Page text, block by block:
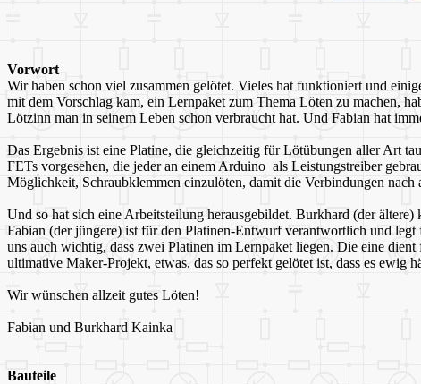
Vorwort
Wir haben schon viel zusammen gelötet. Vieles hat funktioniert und
mit dem Vorschlag kam, ein Lernpaket zum Thema Löten zu machen,
Lötzinn man in seinem Leben schon verbraucht hat. Und Fabian hat
Das Ergebnis ist eine Platine, die gleichzeitig für Lötübungen aller Art
FETs vorgesehen, die jeder an einem Arduino als Leistungstreiber
Möglichkeit, Schraubklemmen einzulöten, damit die Verbindungen nach
Und so hat sich eine Arbeitsteilung herausgebildet. Burkhard (der
Fabian (der jüngere) ist für den Platinen-Entwurf verantwortlich und
uns auch wichtig, dass zwei Platinen im Lernpaket liegen. Die eine
ultimative Maker-Projekt, etwas, das so perfekt gelötet ist, dass es ewig
Wir wünschen allzeit gutes Löten!
Fabian und Burkhard Kainka
Bauteile